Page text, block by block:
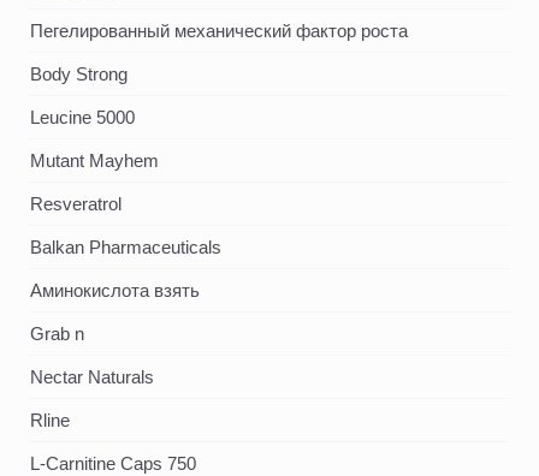
Пегелированный механический фактор роста
Body Strong
Leucine 5000
Mutant Mayhem
Resveratrol
Balkan Pharmaceuticals
Аминокислота взять
Grab n
Nectar Naturals
Rline
L-Carnitine Caps 750